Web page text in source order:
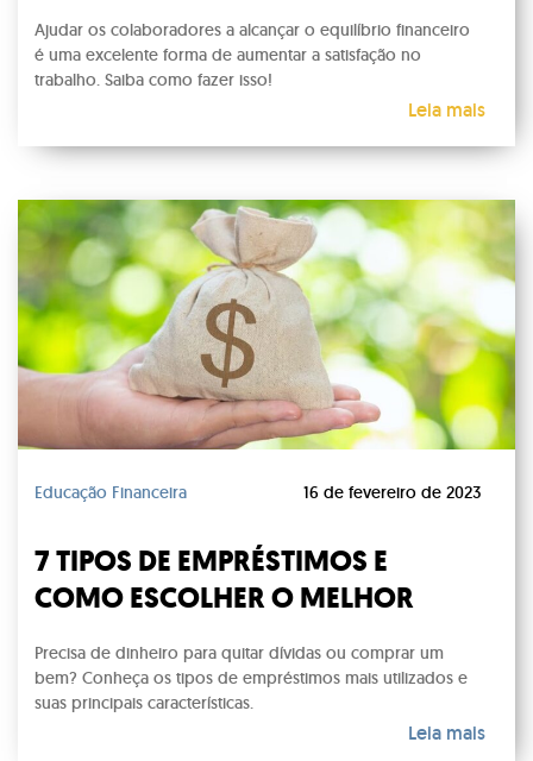
Ajudar os colaboradores a alcançar o equilíbrio financeiro
é uma excelente forma de aumentar a satisfação no
trabalho. Saiba como fazer isso!
Leia mais
Educação Financeira 16 de fevereiro de 2023
7 TIPOS DE EMPRÉSTIMOS E
COMO ESCOLHER O MELHOR
Precisa de dinheiro para quitar dívidas ou comprar um
bem? Conheça os tipos de empréstimos mais utilizados e
suas principais características.
Leia mais